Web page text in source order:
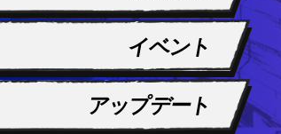
イベント
アップデート